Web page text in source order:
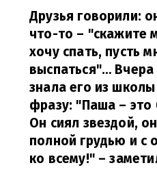
Друзья говорили:
что-то – "скажите
хочу спать, пусть
выспаться"…
знала его из
фразу: "Паша – это
Он сиял звездой,
полной грудью и с
ко всему!" –